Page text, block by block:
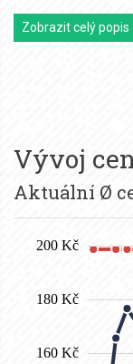
Zobrazit celý popis
Vývoj
Aktuální Ø